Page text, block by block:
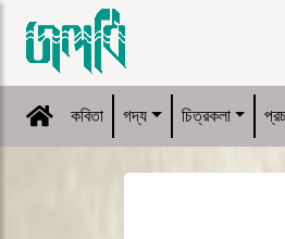
কবিতা গদ্য চিত্রকলা